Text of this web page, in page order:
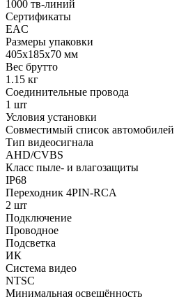
1000 тв-линий
Сертификаты
EAC
Размеры упаковки
405х185х70 мм
Вес брутто
1.15 кг
Соединительные провода
1 шт
Условия установки
Совместимый список автомобилей
Тип видеосигнала
AHD/CVBS
Класс пыле- и влагозащиты
IP68
Переходник 4PIN-RCA
2 шт
Подключение
Проводное
Подсветка
ИК
Система видео
NTSC
Минимальная освещённость